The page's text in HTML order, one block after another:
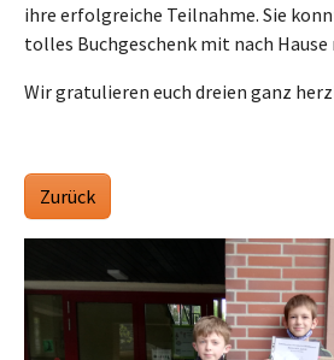
ihre erfolgreiche Teilnahme. Sie
tolles Buchgeschenk mit nach Hause
Wir gratulieren euch dreien ganz
Zurück